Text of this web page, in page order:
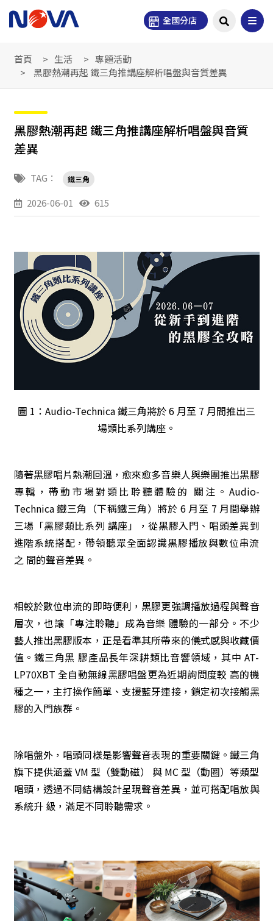
全國分店
首頁 生活
專題活動
黑膠熱潮再起 鐵三角推講座解析唱盤與音質差異
黑膠熱潮再起 鐵三角推講座解析唱盤與音質
差異
TAG： 鐵三角
2026-06-01 615
圖 1：Audio-Technica 鐵三角將於 6 月至 7 月間推出三
場類比系列講座。
隨著黑膠唱片熱潮回溫，愈來愈多音樂人與樂團推出黑膠
專輯，帶動市場對類比聆聽體驗的 關注。Audio-
Technica 鐵三角（下稱鐵三角）將於 6 月至 7 月間舉辦
三場「黑膠類比系列 講座」，從黑膠入門、唱頭差異到
進階系統搭配，帶領聽眾全面認識黑膠播放與數位串流
之 間的聲音差異。
相較於數位串流的即時便利，黑膠更強調播放過程與聲音
層次，也讓「專注聆聽」成為音樂 體驗的一部分。不少
藝人推出黑膠版本，正是看準其所帶來的儀式感與收藏價
值。鐵三角黑 膠產品長年深耕類比音響領域，其中 AT-
LP70XBT 全自動無線黑膠唱盤更為近期詢問度較 高的機
種之一，主打操作簡單、支援藍牙連接，鎖定初次接觸黑
膠的入門族群。
除唱盤外，唱頭同樣是影響聲音表現的重要關鍵。鐵三角
旗下提供涵蓋 VM 型（雙動磁） 與 MC 型（動圈）等類型
唱頭，透過不同結構設計呈現聲音差異，並可搭配唱放與
系統升 級，滿足不同聆聽需求。